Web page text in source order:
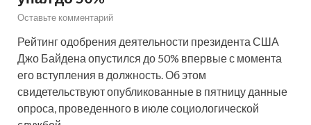
Оставьте комментарий
Рейтинг одобрения деятельности президента США
Джо Байдена опустился до 50% впервые с момента
его вступления в должность. Об этом
свидетельствуют опубликованные в пятницу данные
опроса, проведенного в июле социологической